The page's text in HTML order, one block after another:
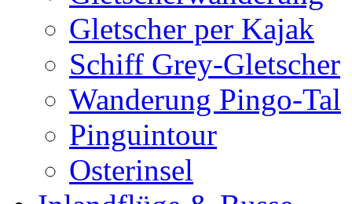
Gletscher per Kajak
Schiff Grey-Gletscher
Wanderung Pingo-Tal
Pinguintour
Osterinsel